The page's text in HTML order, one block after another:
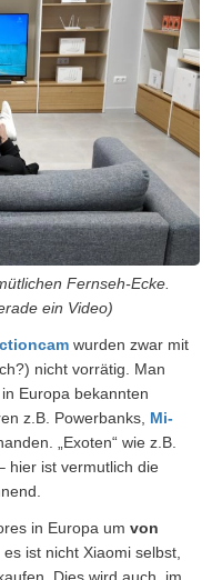
Fernseh-Ecke.
ein Video)
wurden zwar mit
nicht vorrätig. Man
Europa bekannten
z.B. Powerbanks, Mi-
„Exoten“ wie z.B.
hier ist vermutlich die
in Europa um von
ist nicht Xiaomi selbst,